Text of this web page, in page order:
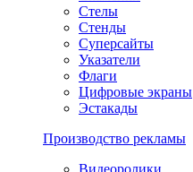
Стелы
Стенды
Суперсайты
Указатели
Флаги
Цифровые экраны
Эстакады
Производство рекламы
Видеоролики